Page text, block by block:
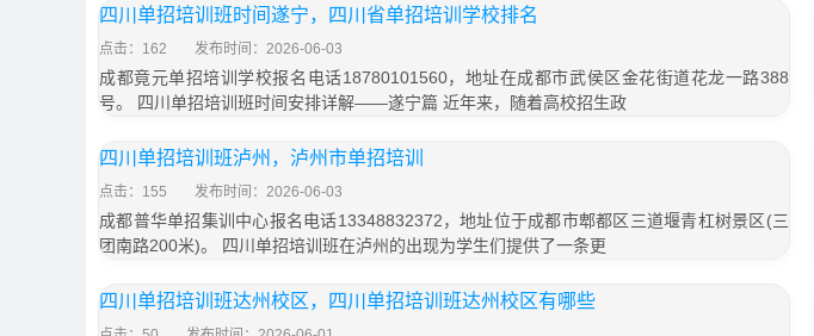
四川单招培训班时间遂宁，四川省单招培训学校排名
点击：162 发布时间：2026-06-03
成都竟元单招培训学校报名电话18780101560，地址在成都市武侯区金花街道花龙一路388
号。 四川单招培训班时间安排详解——遂宁篇 近年来，随着高校招生政
四川单招培训班泸州，泸州市单招培训
点击：155 发布时间：2026-06-03
成都普华单招集训中心报名电话13348832372，地址位于成都市郫都区三道堰青杠树景区(三
团南路200米)。 四川单招培训班在泸州的出现为学生们提供了一条更
四川单招培训班达州校区，四川单招培训班达州校区有哪些